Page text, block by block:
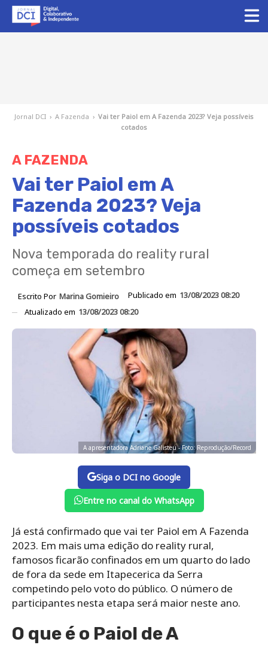
Jornal DCI › A Fazenda › Vai ter Paiol em A Fazenda 2023? Veja possíveis
cotados
A FAZENDA
Vai ter Paiol em A
Fazenda 2023? Veja
possíveis cotados
Nova temporada do reality rural
começa em setembro
Escrito Por Marina Gomieiro Publicado em 13/08/2023 08:20
Atualizado em 13/08/2023 08:20
A apresentadora Adriane Galisteu - Foto: Reprodução/Record
Siga o DCI no Google
Entre no canal do WhatsApp
Já está confirmado que vai ter Paiol em A Fazenda
2023. Em mais uma edição do reality rural,
famosos ficarão confinados em um quarto do lado
de fora da sede em Itapecerica da Serra
competindo pelo voto do público. O número de
participantes nesta etapa será maior neste ano.
O que é o Paiol de A